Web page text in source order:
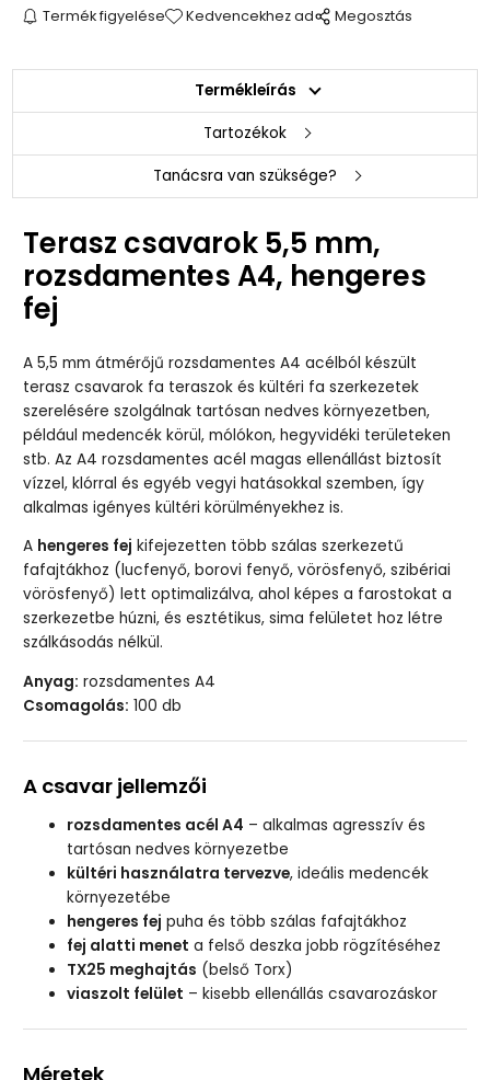
Termék figyelése Kedvencekhez ad Megosztás
Termékleírás
Tartozékok
Tanácsra van szüksége?
Terasz csavarok 5,5 mm,
rozsdamentes A4, hengeres
fej
A 5,5 mm átmérőjű rozsdamentes A4 acélból készült
terasz csavarok fa teraszok és kültéri fa szerkezetek
szerelésére szolgálnak tartósan nedves környezetben,
például medencék körül, mólókon, hegyvidéki területeken
stb. Az A4 rozsdamentes acél magas ellenállást biztosít
vízzel, klórral és egyéb vegyi hatásokkal szemben, így
alkalmas igényes kültéri körülményekhez is.
A hengeres fej kifejezetten több szálas szerkezetű
fafajtákhoz (lucfenyő, borovi fenyő, vörösfenyő, szibériai
vörösfenyő) lett optimalizálva, ahol képes a farostokat a
szerkezetbe húzni, és esztétikus, sima felületet hoz létre
szálkásodás nélkül.
Anyag: rozsdamentes A4
Csomagolás: 100 db
A csavar jellemzői
rozsdamentes acél A4 – alkalmas agresszív és
tartósan nedves környezetbe
kültéri használatra tervezve, ideális medencék
környezetébe
hengeres fej puha és több szálas fafajtákhoz
fej alatti menet a felső deszka jobb rögzítéséhez
TX25 meghajtás (belső Torx)
viaszolt felület – kisebb ellenállás csavarozáskor
Méretek